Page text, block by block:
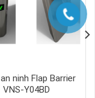
ninh Flap Barrier
VNS-Y04BD